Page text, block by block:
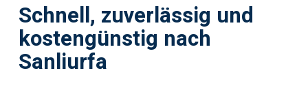
Schnell, zuverlässig und
kostengünstig nach
Sanliurfa